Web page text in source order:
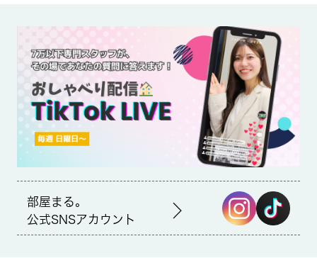
モニターから顔が見えるTVインターホン付きです。忙しい朝でも
鏡を見ながらサッと身支度を整えることができる独立洗面台を採
用しています。こちらの物件はマンションです。現在空家なの
で、すぐにご案内できます。この物件はバルコニー付きでおすす
めです。足立区は住環境が充実しており、利便性の高い暮らしを
するならこのエリアです。当社は地域に密着し、多種多様な賃貸
情報を取り扱っているので、ぜひご連絡下さい。当日のご案内も
お気軽にお問い合わせください。営業時間中【９：３０～１８：
３０】はお電話でのお問い合わせがスムーズです。
部屋まる。
公式SNSアカウント